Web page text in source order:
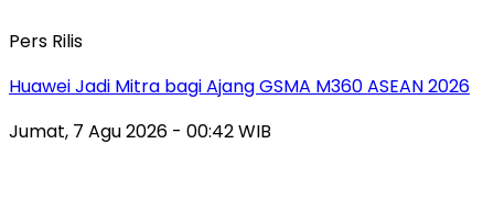
Pers Rilis
Huawei Jadi Mitra bagi Ajang GSMA M360 ASEAN 2026
Jumat, 7 Agu 2026 - 00:42 WIB